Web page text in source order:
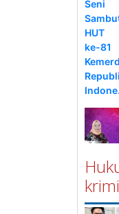
Seni
HUT
ke-81